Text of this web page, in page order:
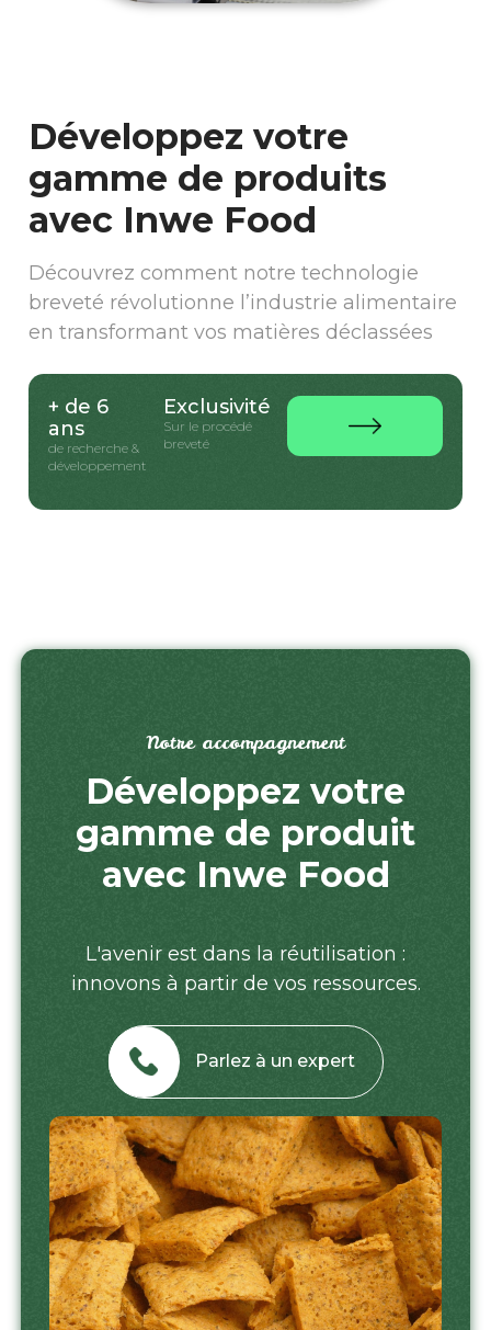
Développez votre
gamme de produits
avec Inwe Food
Découvrez comment notre technologie
breveté révolutionne l’industrie alimentaire
en transformant vos matières déclassées
+ de 6
ans
de recherche &
développement
Exclusivité
Sur le procédé
breveté
Notre accompagnement
Développez votre
gamme de produit
avec Inwe Food
L'avenir est dans la réutilisation :
innovons à partir de vos ressources.
Parlez à un expert